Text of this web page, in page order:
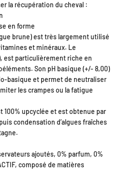
la récupération du cheval :
en forme
brune) est très largement utilisé
et minéraux. Le
est particulièrement riche en
Son pH basique (+/- 8,00)
basique et permet de neutraliser
les crampes ou la fatigue
100% upcyclée et est obtenue par
condensation d’algues fraîches
ajoutés, 0% parfum, 0%
composé de matières